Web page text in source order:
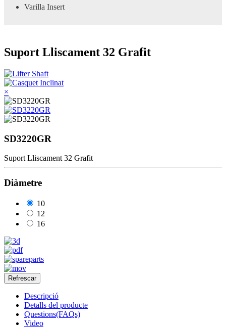
Varilla Insert
Suport Lliscament 32 Grafit
×
SD3220GR
Suport Lliscament 32 Grafit
Diàmetre
10
12
16
Descripció
Detalls del producte
Questions(FAQs)
Video